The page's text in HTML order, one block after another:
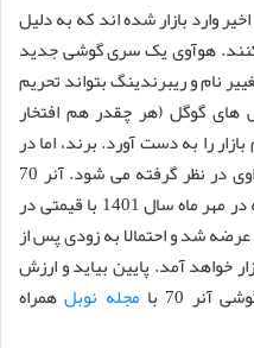
وارد بازار شده اند که به دلیل
هوآوی یک سری گوشی جدید
نام و ریبرندینگ بتواند تحریم
های گوگل (هر چقدر هم افتخار
را به دست آورد. برند، اما در
بازار و در بین کاربران، آنر برابر با هواوی در نظر گرفته می شود. آنر 70
نسل جدید سری میان رده آنر است که در مهر ماه سال 1401 با قیمتی در
ایران عرضه شد و احتمالا به زودی پس از
نیز به بازار خواهد آمد. پایین بیاید و ارزش
70 با
مجله نوبلهمراه